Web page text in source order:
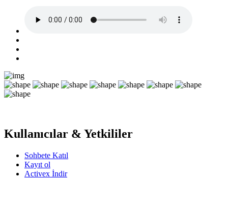
Kullanıcılar & Yetkililer
Sohbete Katıl
Kayıt ol
Activex İndir